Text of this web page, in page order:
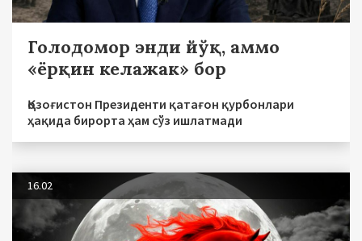
Голодомор энди йўқ, аммо
«ёрқин келажак» бор
Қозоғистон Президенти қатағон қурбонлари
ҳақида бирорта ҳам сўз ишлатмади
16.02